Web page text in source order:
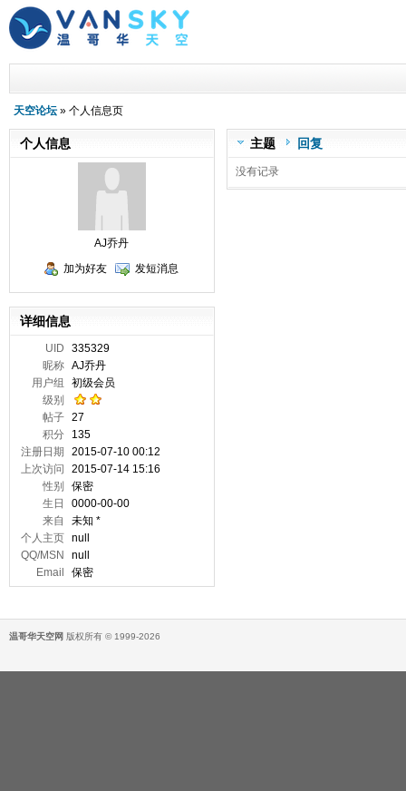
天空论坛 » 个人信息页
主题 回复
没有记录
个人信息
AJ乔丹
加为好友
发短消息
详细信息
UID
335329
昵称 AJ乔丹
用户组
初级会员
级别
帖子 27
积分
135
注册日期
2015-07-10 00:12
上次访问
2015-07-14 15:16
性别
保密
生日
0000-00-00
来自
未知 *
个人主页 null
QQ/MSN
null
Email
保密
温哥华天空网 版权所有 © 1999-2026